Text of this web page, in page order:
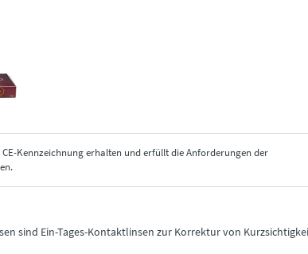
CE-Kennzeichnung erhalten und erfüllt die Anforderungen der
sind Ein-Tages-Kontaktlinsen zur Korrektur von